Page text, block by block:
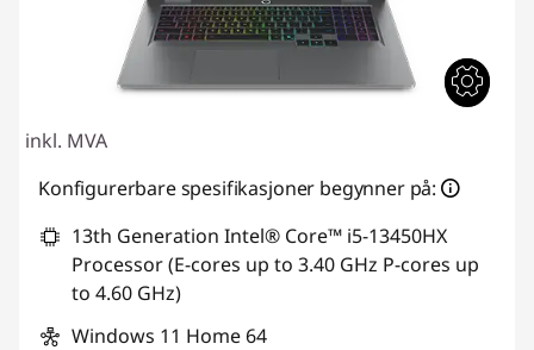
inkl. MVA
Konfigurerbare spesifikasjoner begynner på:
13th Generation Intel® Core™ i5-13450HX
Processor (E-cores up to 3.40 GHz P-cores up
to 4.60 GHz)
Windows 11 Home 64